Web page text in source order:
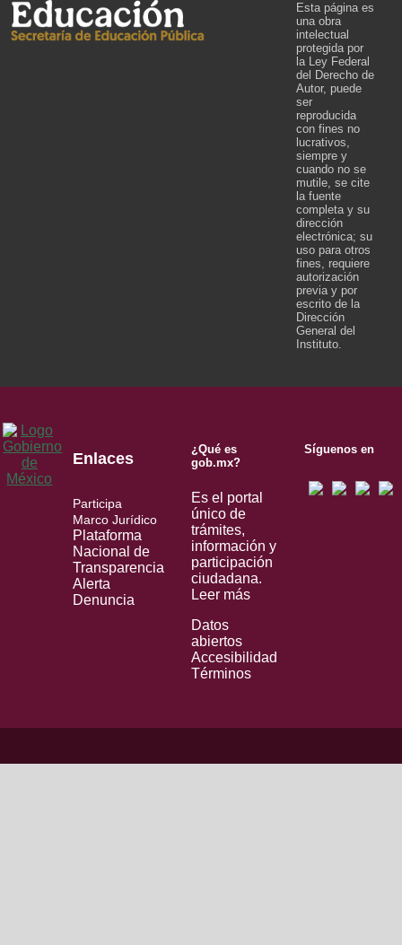
Esta página es
una obra
intelectual
protegida por
la Ley Federal
del Derecho de
Autor, puede
ser
reproducida
con fines no
lucrativos,
siempre y
cuando no se
mutile, se cite
la fuente
completa y su
dirección
electrónica; su
uso para otros
fines, requiere
autorización
previa y por
escrito de la
Dirección
General del
Instituto.
Enlaces
Participa
Marco Jurídico
Plataforma
Nacional de
Transparencia
Alerta
Denuncia
¿Qué es
gob.mx?
Es el portal
único de
trámites,
información y
participación
ciudadana.
Leer más
Datos
abiertos
Accesibilidad
Términos
Síguenos en